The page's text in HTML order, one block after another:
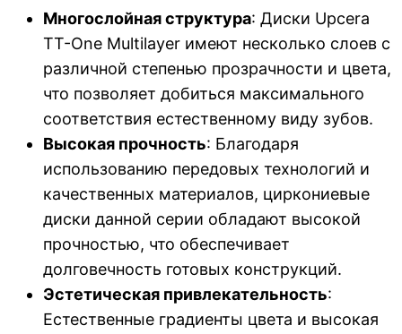
Многослойная структура: Диски Upcera
TT-One Multilayer имеют несколько слоев с
различной степенью прозрачности и цвета,
что позволяет добиться максимального
соответствия естественному виду зубов.
Высокая прочность: Благодаря
использованию передовых технологий и
качественных материалов, циркониевые
диски данной серии обладают высокой
прочностью, что обеспечивает
долговечность готовых конструкций.
Эстетическая привлекательность:
Естественные градиенты цвета и высокая